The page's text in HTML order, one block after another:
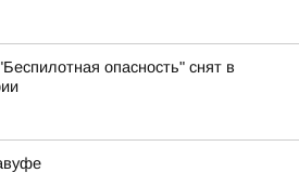
опасность" снят в